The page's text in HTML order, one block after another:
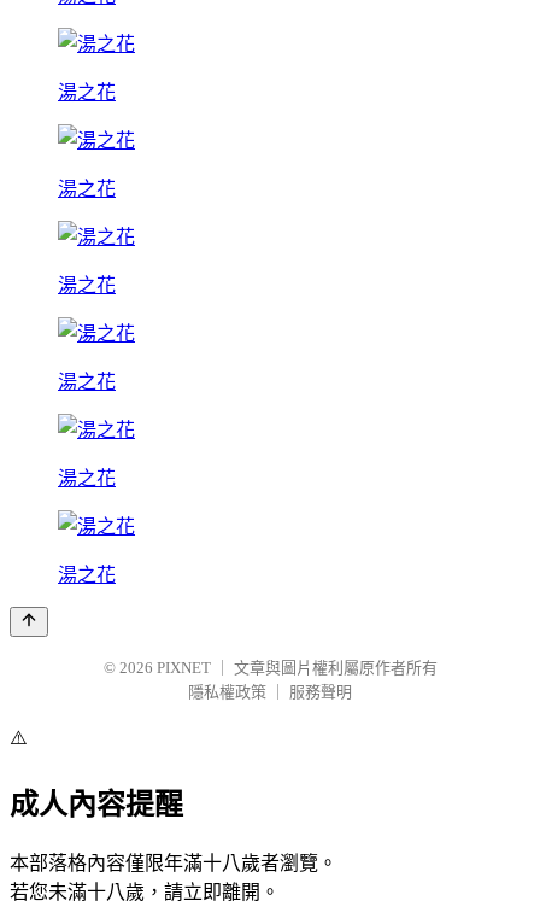
湯之花
湯之花
湯之花
湯之花
湯之花
湯之花
© 2026 PIXNET
文章與圖片權利屬原作者所有
隱私權政策
服務聲明
⚠️
成人內容提醒
本部落格內容僅限年滿十八歲者瀏覽。
若您未滿十八歲，請立即離開。